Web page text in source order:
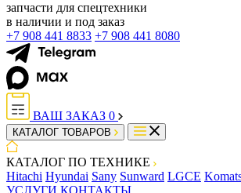
запчасти для спецтехники
в наличии и под заказ
+7 908 441 8833 +7 908 441 8080
ВАШ ЗАКАЗ 0
КАТАЛОГ ТОВАРОВ
КАТАЛОГ ПО ТЕХНИКЕ
Hitachi Hyundai Sany Sunward LGCE
УСЛУГИ КОНТАКТЫ